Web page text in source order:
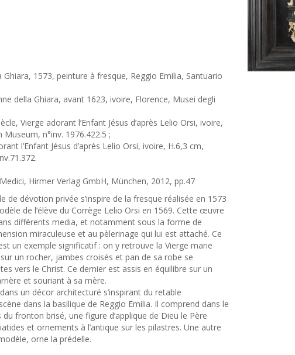
1573, peinture à fresque, Reggio Emilia, Santuario
della Ghiara, avant 1623, ivoire, Florence, Musei degli
Vierge adorant l’Enfant Jésus d’après Lelio Orsi, ivoire,
n°inv. 1976.422.5 ;
l’Enfant Jésus d’après Lelio Orsi, ivoire, H.6,3 cm,
Hirmer Verlag GmbH, München, 2012, pp.47
de dévotion privée s’inspire de la fresque réalisée en 1573
de l’élève du Corrège Lelio Orsi en 1569. Cette œuvre
différents media, et notamment sous la forme de
miraculeuse et au pèlerinage qui lui est attaché. Ce
un exemple significatif : on y retrouve la Vierge marie
un rocher, jambes croisés et pan de sa robe se
vers le Christ. Ce dernier est assis en équilibre sur un
et souriant à sa mère.
un décor architecturé s’inspirant du retable
dans la basilique de Reggio Emilia. Il comprend dans le
fronton brisé, une figure d’applique de Dieu le Père
et ornements à l’antique sur les pilastres. Une autre
orne la prédelle.